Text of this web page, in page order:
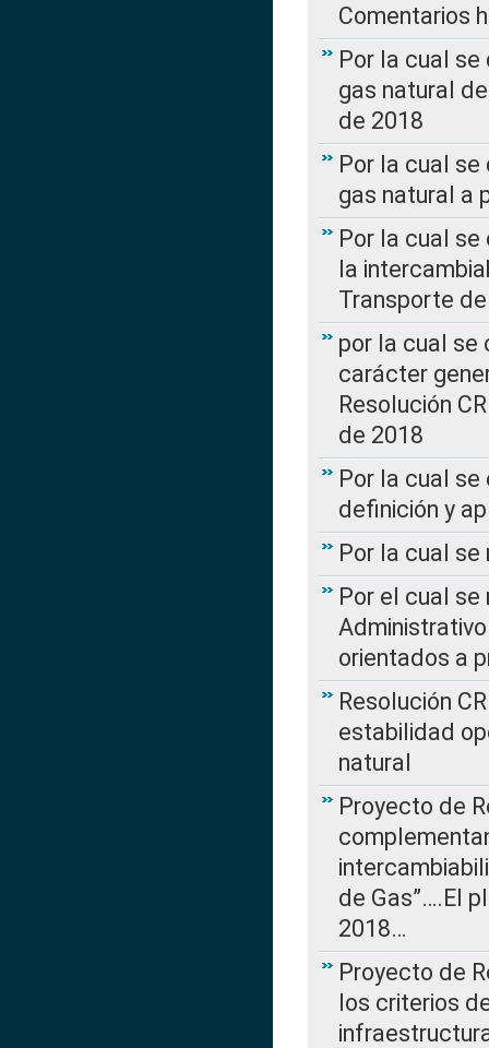
Comentarios
Por la cual
gas natural
de 2018
Por la cual
gas natural a
Por la cual
la
Transporte
por la cual se
carácter
Resolución
de 2018
Por la cual
definición y
Por la cual
Por el cual
orientados a
Resolución
estabilidad
natural
Proyecto de
de Gas”….El
2018…
Proyecto de
los criterios